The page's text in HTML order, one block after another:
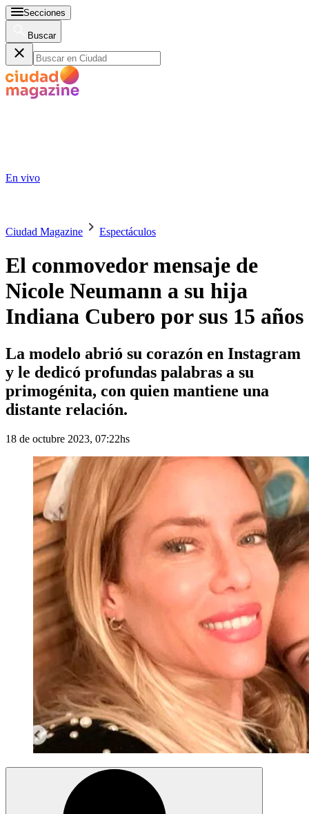
Secciones
Buscar
En vivo
Ciudad Magazine Espectáculos
El conmovedor mensaje de
Nicole Neumann a su hija
Indiana Cubero por sus 15 años
La modelo abrió su corazón en Instagram
y le dedicó profundas palabras a su
primogénita, con quien mantiene una
distante relación.
18 de octubre 2023, 07:22hs